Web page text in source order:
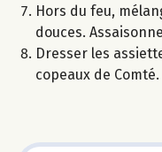
Hors du feu,
douces.
Dresser les
copeaux de Comté.